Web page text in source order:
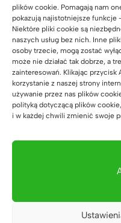
plików cookie. Pomagają nam
pokazują najistotniejsze funkcje
Niektóre pliki cookie są
naszych usług bez nich. Inne
osoby trzecie, mogą zostać
może nie działać tak dobrze, a
zainteresowań. Klikając
korzystanie z naszej strony
używanie przez nas plików
polityką dotyczącą plików
i w każdej chwili zmienić swoje
wycenę.